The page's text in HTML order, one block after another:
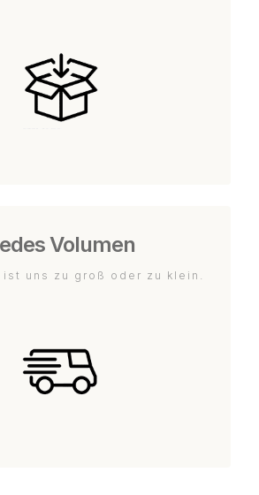
Volumen
ist uns zu groß oder zu klein.